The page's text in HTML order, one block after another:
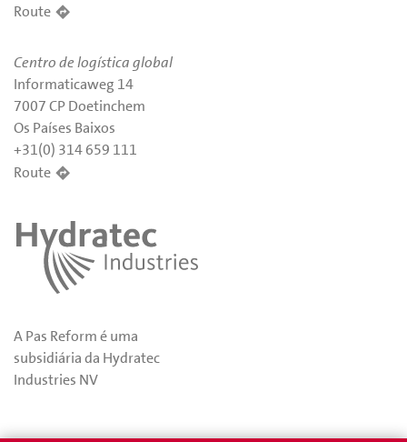
Route
Centro de logística global
Informaticaweg 14
7007 CP Doetinchem
Os Países Baixos
+31(0) 314 659 111
Route
A Pas Reform é uma
subsidiária da Hydratec
Industries NV